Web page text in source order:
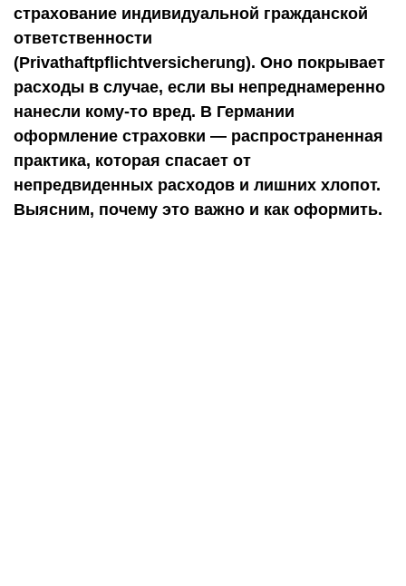
страхование индивидуальной гражданской
ответственности
(Privathaftpflichtversicherung). Оно покрывает
расходы в случае, если вы непреднамеренно
нанесли кому-то вред. В Германии
оформление страховки — распространенная
практика, которая спасает от
непредвиденных расходов и лишних хлопот.
Выясним, почему это важно и как оформить.